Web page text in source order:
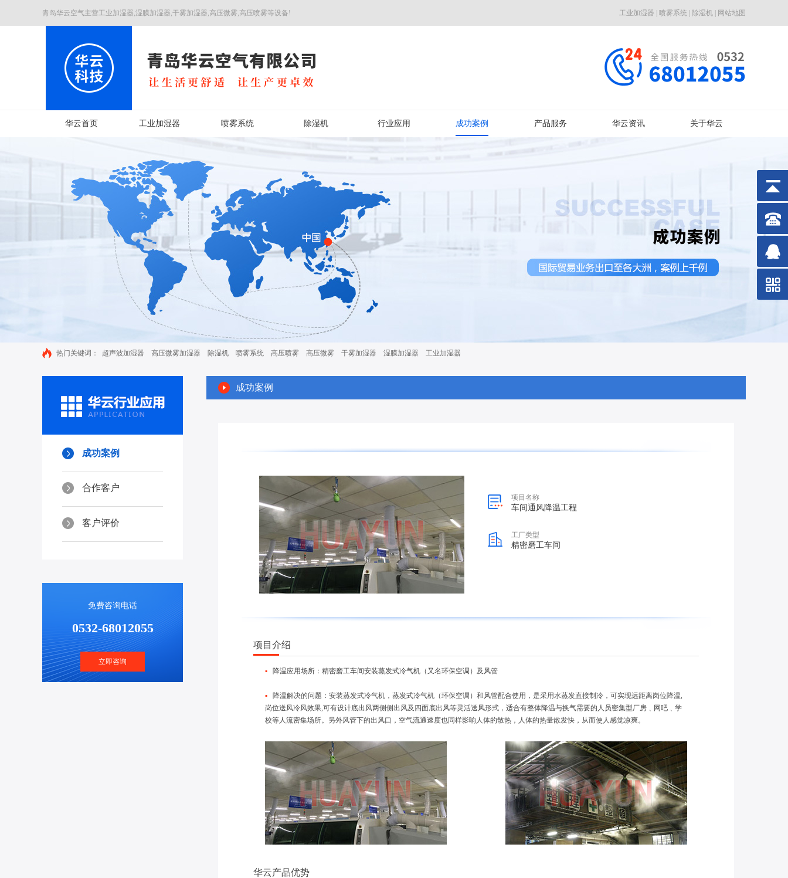
青岛华云空气主营工业加湿器,湿膜加湿器,干雾加湿器,高压微雾,高压喷雾等设备! 工业加湿器 喷雾系统 除湿机 网站地图
华云首页 工业加湿器 喷雾系统 除湿机 行业应用 成功案例 产品服务 华云资讯 关于华云
热门关键词： 超声波加湿器 高压微雾加湿器 除湿机 喷雾系统 高压喷雾 高压微雾 干雾加湿器 湿膜加湿器 工业加湿器
成功案例
合作客户
客户评价
免费咨询电话
0532-68012055
立即咨询
成功案例
项目名称
车间通风降温工程
工厂类型
精密磨工车间
项目介绍
▪ 降温应用场所：精密磨工车间安装蒸发式冷气机（又名环保空调）及风管
▪
降温解决的问题：安装蒸发式冷气机，蒸发式冷气机（环保空调）和风管配合使用，是采用水蒸发直接制冷，可实现远距离岗位降温,
岗位送风冷风效果,可有设计底出风两侧侧出风及四面底出风等灵活送风形式，适合有整体降温与换气需要的人员密集型厂房﹑网吧﹑学
校等人流密集场所。另外风管下的出风口，空气流通速度也同样影响人体的散热，人体的热量散发快，从而使人感觉凉爽。
华云产品优势